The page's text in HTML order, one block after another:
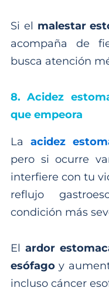
Si el malestar
acompaña de
busca atención
8. Acidez
que empeora
La acidez
pero si ocurre
interfiere con tu
reflujo
condición más
El ardor
esófagoy
incluso cáncer